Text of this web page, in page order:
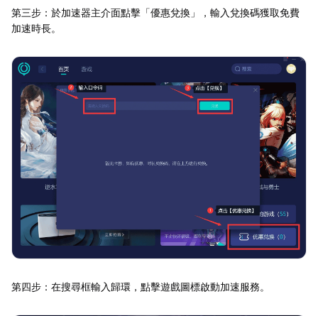
第三步：於加速器主介面點擊「優惠兌換」，輸入兌換碼獲取免費
加速時長。
第四步：在搜尋框輸入歸環，點擊遊戲圖標啟動加速服務。